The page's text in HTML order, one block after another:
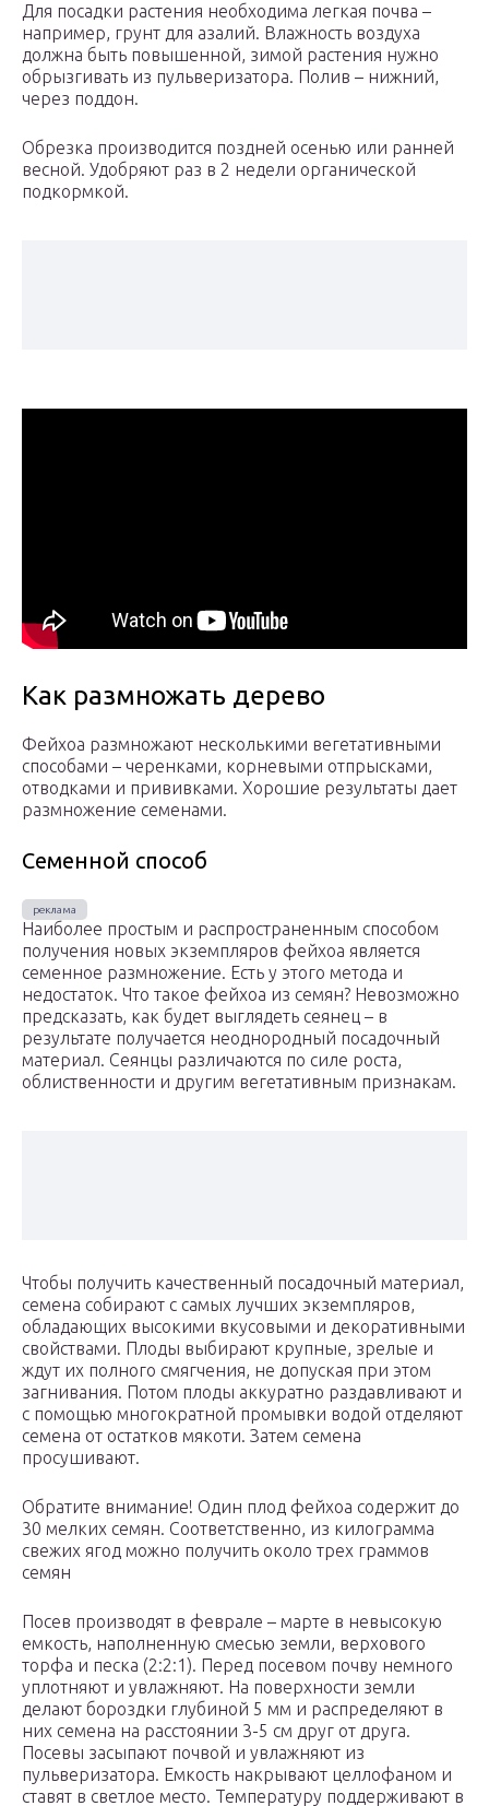
Для посадки растения необходима легкая почва –
например, грунт для азалий. Влажность воздуха
должна быть повышенной, зимой растения нужно
обрызгивать из пульверизатора. Полив – нижний,
через поддон.
Обрезка производится поздней осенью или ранней
весной. Удобряют раз в 2 недели органической
подкормкой.
Как размножать дерево
Фейхоа размножают несколькими вегетативными
способами – черенками, корневыми отпрысками,
отводками и прививками. Хорошие результаты дает
размножение семенами.
Семенной способ
Наиболее простым и распространенным способом
получения новых экземпляров фейхоа является
семенное размножение. Есть у этого метода и
недостаток. Что такое фейхоа из семян? Невозможно
предсказать, как будет выглядеть сеянец – в
результате получается неоднородный посадочный
материал. Сеянцы различаются по силе роста,
облиственности и другим вегетативным признакам.
Чтобы получить качественный посадочный материал,
семена собирают с самых лучших экземпляров,
обладающих высокими вкусовыми и декоративными
свойствами. Плоды выбирают крупные, зрелые и
ждут их полного смягчения, не допуская при этом
загнивания. Потом плоды аккуратно раздавливают и
с помощью многократной промывки водой отделяют
семена от остатков мякоти. Затем семена
просушивают.
Обратите внимание! Один плод фейхоа содержит до
30 мелких семян. Соответственно, из килограмма
свежих ягод можно получить около трех граммов
семян
Посев производят в феврале – марте в невысокую
емкость, наполненную смесью земли, верхового
торфа и песка (2:2:1). Перед посевом почву немного
уплотняют и увлажняют. На поверхности земли
делают бороздки глубиной 5 мм и распределяют в
них семена на расстоянии 3-5 см друг от друга.
Посевы засыпают почвой и увлажняют из
пульверизатора. Емкость накрывают целлофаном и
ставят в светлое место. Температуру поддерживают в